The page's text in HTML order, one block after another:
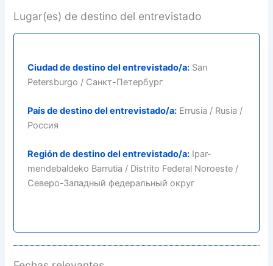
Lugar(es) de destino del entrevistado
Ciudad de destino del entrevistado/a: San
Petersburgo / Санкт-Петербург
País de destino del entrevistado/a: Errusia / Rusia /
Россия
Región de destino del entrevistado/a: Ipar-
mendebaldeko Barrutia / Distrito Federal Noroeste /
Северо-Западный федеральный округ